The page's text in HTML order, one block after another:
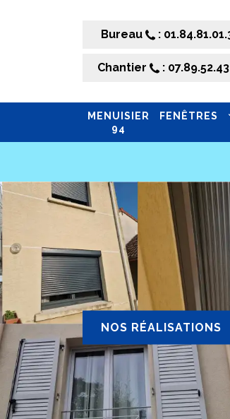
Bureau :
Chantier :
MENUISIER
94
FENÊTRES
NOS RÉALISATIONS